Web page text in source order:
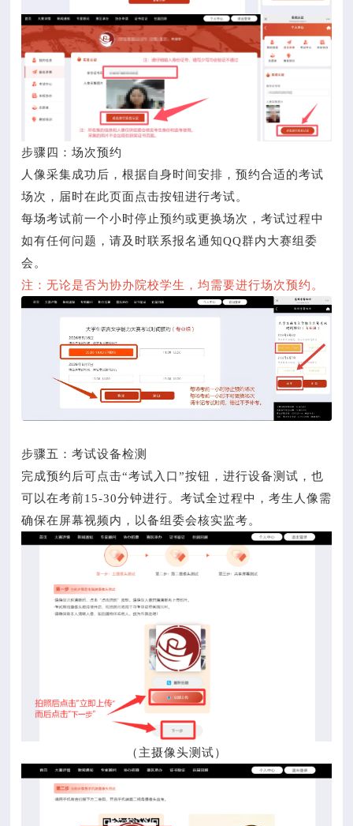
步骤四：场次预约
人像采集成功后，根据自身时间安排，预约合适的考试
场次，届时在此页面点击按钮进行考试。
每场考试前一个小时停止预约或更换场次，考试过程中
如有任何问题，请及时联系报名通知QQ群内大赛组委
会。
注：无论是否为协办院校学生，均需要进行场次预约。
步骤五：考试设备检测
完成预约后可点击“考试入口”按钮，进行设备测试，也
可以在考前15-30分钟进行。考试全过程中，考生人像需
确保在屏幕视频内，以备组委会核实监考。
（主摄像头测试）